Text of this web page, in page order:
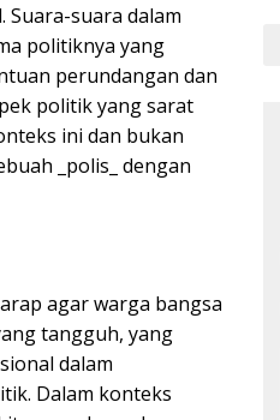
Suara-suara dalam
politiknya yang
perundangan dan
politik yang sarat
ini dan bukan
_polis_ dengan
agar warga bangsa
tangguh, yang
dalam
Dalam konteks